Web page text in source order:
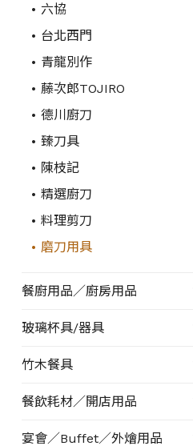
六協
台北西門
青龍別作
藤次郎TOJIRO
德川廚刀
臻刀具
陳枝記
精選廚刀
料理剪刀
磨刀用具
餐廚用品／廚房用品
玻璃杯具/器具
竹木餐具
餐飲耗材／開店用品
宴會／Buffet／外燴用品